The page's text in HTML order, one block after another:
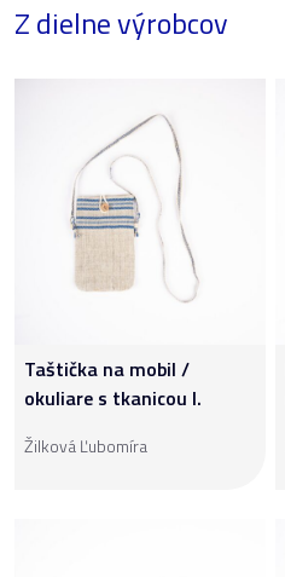
Z dielne výrobcov
Taštička na mobil /
okuliare s tkanicou I.
Žilková Ľubomíra